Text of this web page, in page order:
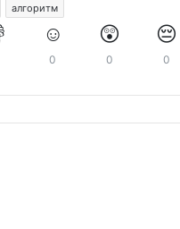
алгоритм
☺️
0
😲
0
😔
0